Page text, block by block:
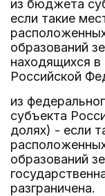
из бюджета
если такие
образований
находящихся в
Российской
из
субъекта
долях) - если
образований
разграничена.